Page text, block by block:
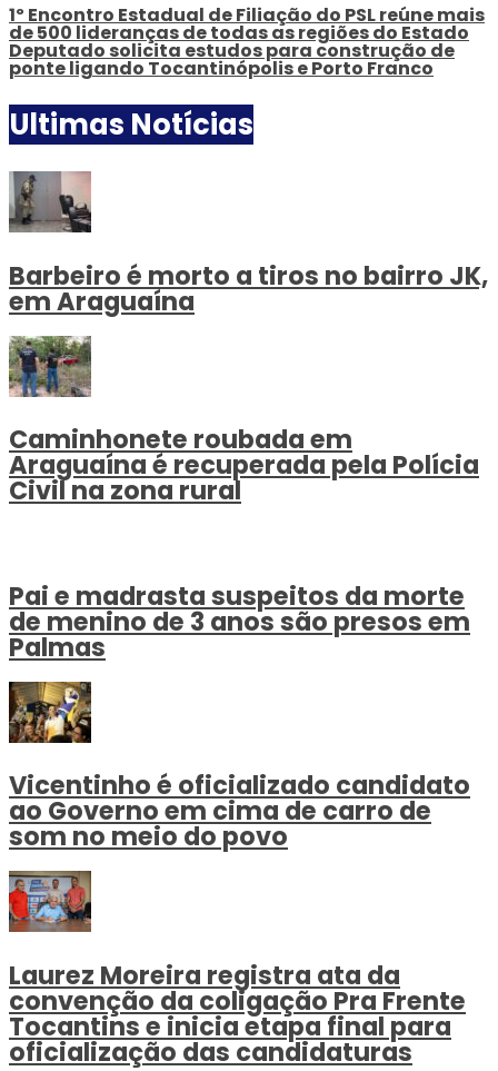
1º Encontro Estadual de Filiação do PSL reúne mais
de 500 lideranças de todas as regiões do Estado
Deputado solicita estudos para construção de
ponte ligando Tocantinópolis e Porto Franco
Ultimas Notícias
Barbeiro é morto a tiros no bairro JK,
em Araguaína
Caminhonete roubada em
Araguaína é recuperada pela Polícia
Civil na zona rural
Pai e madrasta suspeitos da morte
de menino de 3 anos são presos em
Palmas
Vicentinho é oficializado candidato
ao Governo em cima de carro de
som no meio do povo
Laurez Moreira registra ata da
convenção da coligação Pra Frente
Tocantins e inicia etapa final para
oficialização das candidaturas